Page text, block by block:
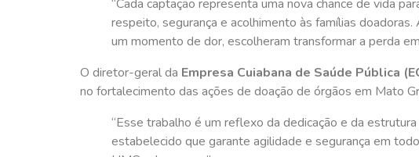
“Cada captação representa uma nova chance de vida
respeito, segurança e acolhimento às famílias
um momento de dor, escolheram transformar a perda
O diretor-geral da Empresa Cuiabana de Saúde Pública
no fortalecimento das ações de doação de órgãos em Mato
“Esse trabalho é um reflexo da dedicação e da
estabelecido que garante agilidade e segurança em